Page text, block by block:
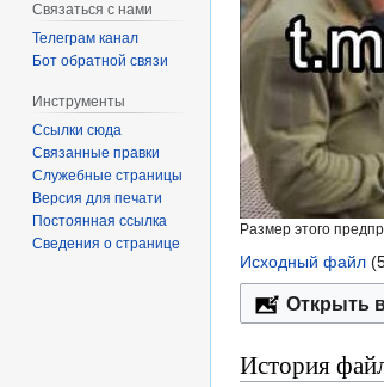
Размер этого
Исходный файл
Открыть
История
Связаться с нами
Телеграм канал
Бот обратной связи
Инструменты
Ссылки сюда
Связанные правки
Служебные страницы
Версия для печати
Постоянная ссылка
Сведения о странице